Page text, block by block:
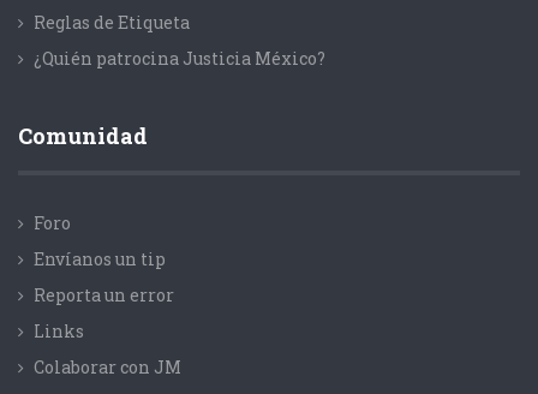
Reglas de Etiqueta
¿Quién patrocina Justicia México?
Comunidad
Foro
Envíanos un tip
Reporta un error
Links
Colaborar con JM